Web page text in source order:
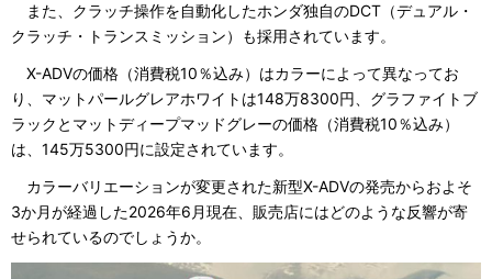
また、クラッチ操作を自動化したホンダ独自のDCT（デュアル・
クラッチ・トランスミッション）も採用されています。
X-ADVの価格（消費税10％込み）はカラーによって異なってお
り、マットパールグレアホワイトは148万8300円、グラファイトブ
ラックとマットディープマッドグレーの価格（消費税10％込み）
は、145万5300円に設定されています。
カラーバリエーションが変更された新型X-ADVの発売からおよそ
3か月が経過した2026年6月現在、販売店にはどのような反響が寄
せられているのでしょうか。